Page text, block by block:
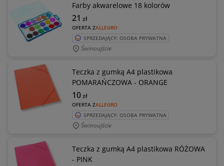
Farby akwarelowe 18 kolorów
OFERTA ZALLEGRO
21 zł
SPRZEDAJĄCY: OSOBA PRYWATNA
Świnoujście
Teczka z gumką A4 plastikowa
POMARAŃCZOWA - ORANGE
OFERTA ZALLEGRO
10zł
SPRZEDAJĄCY: OSOBA PRYWATNA
Świnoujście
Teczka z gumką A4 plastikowa RÓŻOWA
- PINK